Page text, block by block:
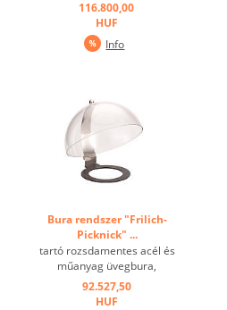
116.800,00
HUF
Info
Bura rendszer "Frilich-
Picknick" ...
tartó rozsdamentes acél és
műanyag üvegbura,
rozsdamentes acél
fogantyú ...
92.527,50
HUF